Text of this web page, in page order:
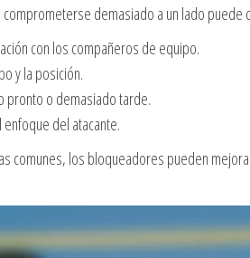
demasiado a un lado
con los compañeros de equipo.
y la posición.
pronto o demasiado tarde.
del atacante.
comunes, los bloqueadores pueden